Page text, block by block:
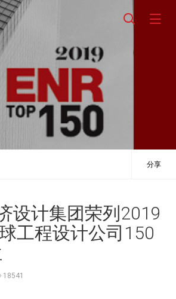
分享
设计集团荣列2019
工程设计公司150
18541